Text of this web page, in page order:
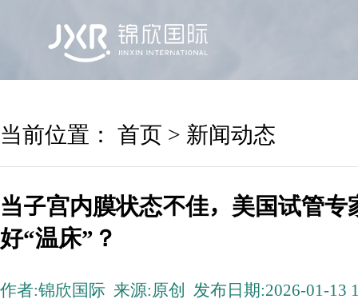
当前位置： 首页 > 新闻动态
当子宫内膜状态不佳，美国试管专
好“温床”？
作者:锦欣国际 来源:原创 发布日期:2026-01-13